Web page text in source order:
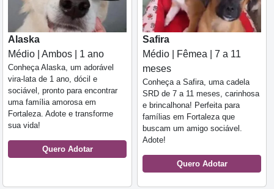
Alaska
Médio | Ambos | 1 ano
Conheça Alaska, um adorável
vira-lata de 1 ano, dócil e
sociável, pronto para encontrar
uma família amorosa em
Fortaleza. Adote e transforme
sua vida!
Quero Adotar
Safira
Médio | Fêmea | 7 a 11
meses
Conheça a Safira, uma cadela
SRD de 7 a 11 meses, carinhosa
e brincalhona! Perfeita para
famílias em Fortaleza que
buscam um amigo sociável.
Adote!
Quero Adotar